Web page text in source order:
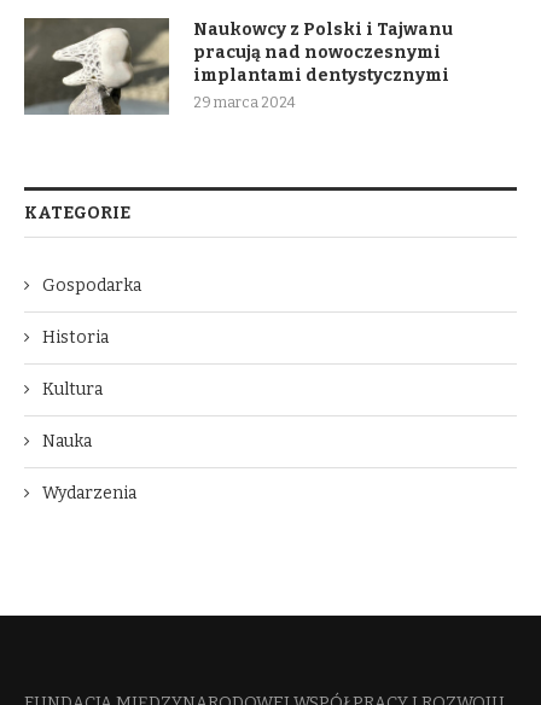
Naukowcy z Polski i Tajwanu
pracują nad nowoczesnymi
implantami dentystycznymi
29 marca 2024
KATEGORIE
Gospodarka
Historia
Kultura
Nauka
Wydarzenia